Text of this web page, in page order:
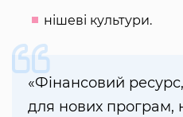
нішеві культури.
«Фінансовий
для нових програм,